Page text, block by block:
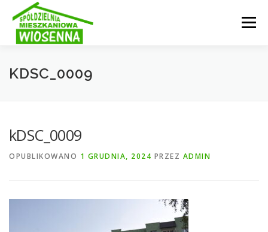
treści
Menu
INFORMACJE
KONTAKT E-KARTOTEKA
KDSC_0009
kDSC_0009
OPUBLIKOWANO 1 GRUDNIA, 2024 PRZEZ ADMIN